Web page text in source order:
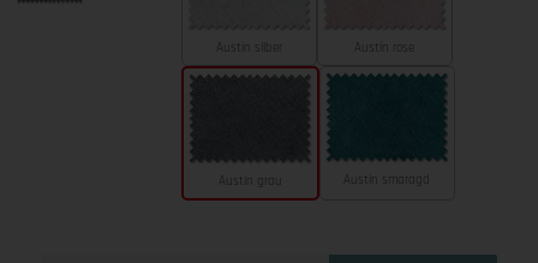
Austin silber Austin rose
Austin grau Austin smaragd